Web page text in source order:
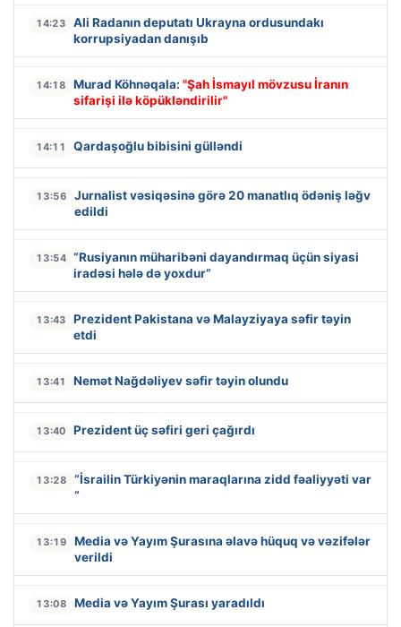
14:23
Ali Radanın deputatı Ukrayna ordusundakı
korrupsiyadan danışıb
14:18 Murad Köhnəqala: "Şah İsmayıl mövzusu İranın
sifarişi ilə köpükləndirilir"
14:11 Qardaşoğlu bibisini gülləndi
13:56
Jurnalist vəsiqəsinə görə 20 manatlıq ödəniş ləğv
edildi
13:54 “Rusiyanın müharibəni dayandırmaq üçün siyasi
iradəsi hələ də yoxdur”
13:43
Prezident Pakistana və Malayziyaya səfir təyin
etdi
13:41 Nemət Nağdəliyev səfir təyin olundu
13:40 Prezident üç səfiri geri çağırdı
13:28
“İsrailin Türkiyənin maraqlarına zidd fəaliyyəti var
“
13:19
Media və Yayım Şurasına əlavə hüquq və vəzifələr
verildi
13:08 Media və Yayım Şurası yaradıldı